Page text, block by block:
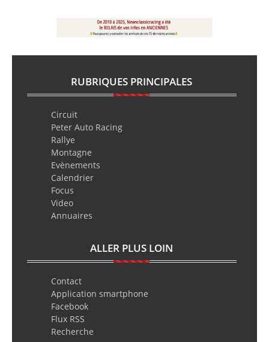
RUBRIQUES PRINCIPALES
Circuit
Peter Auto Racing
Rallye
Montagne
Evènements
Calendrier
Focus
Video
Annuaires
ALLER PLUS LOIN
Contact
Application smartphone
Facebook
Flux RSS
Recherche